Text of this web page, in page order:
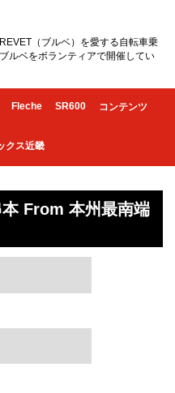
（ブルベ）を愛する自転車乗
ルベをボランティアで開催してい
Fleche SR600 コンテンツ
クス近畿
From 本州最南端